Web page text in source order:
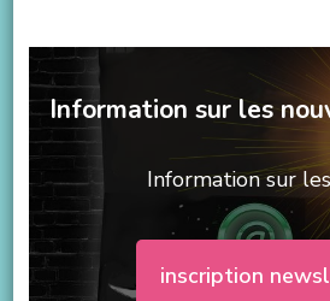
Information sur les
Information sur
inscription